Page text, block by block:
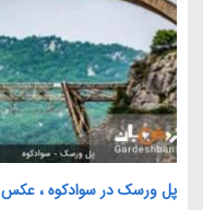
پل ورسک در سوادکوه ، عکس